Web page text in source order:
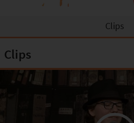
Service
Über uns
Clips
Clips